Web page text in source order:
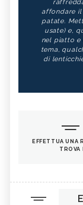
affondare il
patate.
usate) e,
nel piatto e
tema,
di
EFFETTUA UNA
TROVA